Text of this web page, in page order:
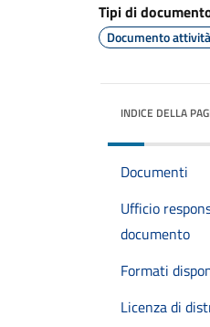
Tipi di
Documento
INDICE DELLA
Documenti
Ufficio
documento
Formati
Licenza di